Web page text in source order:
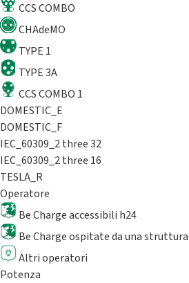
CCS COMBO
CHAdeMO
TYPE 1
TYPE 3A
CCS COMBO 1
DOMESTIC_E
DOMESTIC_F
IEC_60309_2 three 32
IEC_60309_2 three 16
TESLA_R
Operatore
Be Charge accessibili h24
Be Charge ospitate da una
Altri operatori
Potenza